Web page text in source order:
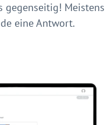
gegenseitig! Meistens
eine Antwort.